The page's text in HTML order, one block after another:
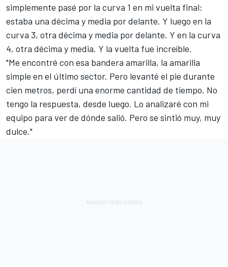
simplemente pasé por la curva 1 en mi vuelta final:
estaba una décima y media por delante. Y luego en la
curva 3, otra décima y media por delante. Y en la curva
4, otra décima y media. Y la vuelta fue increíble.
"Me encontré con esa bandera amarilla, la amarilla
simple en el último sector. Pero levanté el pie durante
cien metros, perdí una enorme cantidad de tiempo. No
tengo la respuesta, desde luego. Lo analizaré con mi
equipo para ver de dónde salió. Pero se sintió muy, muy
dulce."